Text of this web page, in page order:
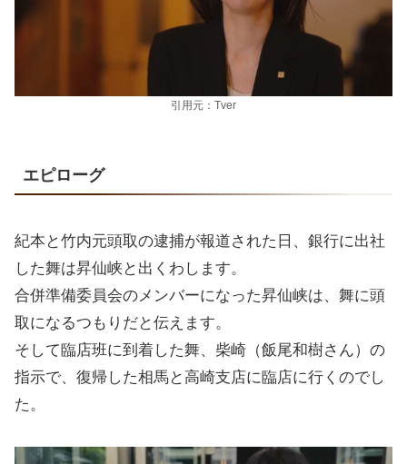
引用元：Tver
エピローグ
紀本と竹内元頭取の逮捕が報道された日、銀行に出社
した舞は昇仙峡と出くわします。
合併準備委員会のメンバーになった昇仙峡は、舞に頭
取になるつもりだと伝えます。
そして臨店班に到着した舞、柴崎（飯尾和樹さん）の
指示で、復帰した相馬と高崎支店に臨店に行くのでし
た。